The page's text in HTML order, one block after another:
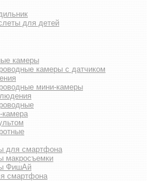
для детей
камеры
камеры с датчиком
мини-камеры
камера
для смартфона
макросъемки
ФишАй
смартфона